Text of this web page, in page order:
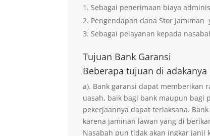
Sebagai penerimaan biaya
Pengendapan dana Stor
Sebagai pelayanan kepada
Tujuan Bank Garansi
Beberapa tujuan di
a). Bank garansi dapat memberikan
uasah, baik bagi bank maupun bagi
pekerjaannya dapat terlaksana.
karena jaminan lawan yang di
Nasabah pun tidak akan ingkar